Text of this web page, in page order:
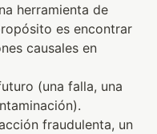
herramienta de
es encontrar
causales en
(una falla, una
fraudulenta, un